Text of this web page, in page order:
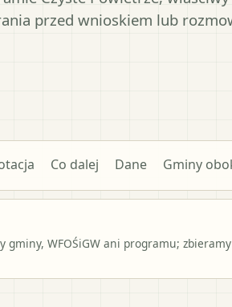
przed wnioskiem lub
Co dalej Dane Gminy
WFOŚiGW ani programu;